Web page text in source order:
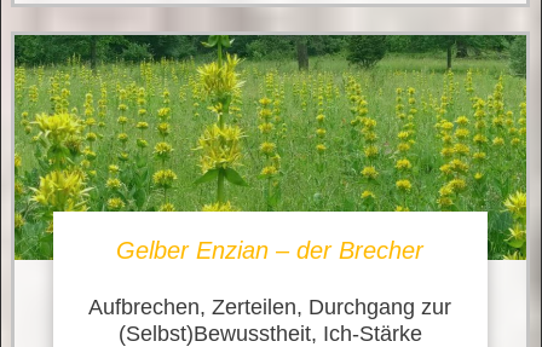
Gelber Enzian – der Brecher
Aufbrechen, Zerteilen, Durchgang zur
(Selbst)Bewusstheit, Ich-Stärke